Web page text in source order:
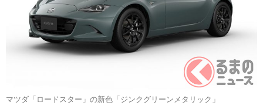
マツダ「ロードスター」の新色「ジンクグリーンメタリック」